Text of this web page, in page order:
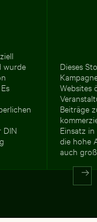
wurde
DIN
Dieses
Websites
Beiträge
Einsatz
die hohe
auch